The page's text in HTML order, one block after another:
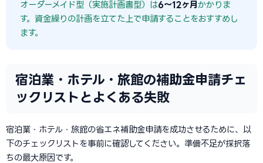
オーダーメイド型（実施計画書型）は6〜12ヶ月 かかりま
す。資金繰りの計画を立てた上で申請することをおすすめし
ます。
宿泊業・ホテル・旅館の補助金申請チェ
ックリストとよくある失敗
宿泊業・ホテル・旅館の省エネ補助金申請を成功させるために、以
下のチェックリストを事前に確認してください。準備不足が採択落
ちの最大原因です。